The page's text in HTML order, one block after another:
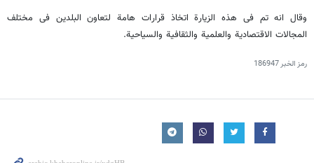
وقال انه تم فی هذه الزیارة اتخاذ قرارات هامة لتعاون البلدین فی مختلف
المجالات الاقتصادیة والعلمیة والثقافیة والسیاحیة.
رمز الخبر186947